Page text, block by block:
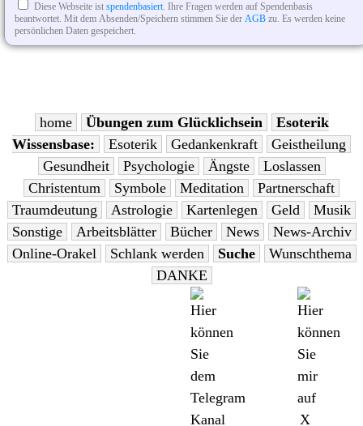
Diese Webseite ist spendenbasiert. Ihre Fragen werden auf Spendenbasis
beantwortet. Mit dem Absenden/Speichern stimmen Sie der AGBzu. Es werden keine
persönlichen Daten gespeichert.
home Übungen zum Glücklichsein
Esoterik
Wissensbase:
Esoterik Gedankenkraft
Geistheilung
Gesundheit
Psychologie Ängste
Loslassen
Christentum
Symbole Meditation
Partnerschaft
Traumdeutung
Astrologie Kartenlegen Geld
Musik
Sonstige
Arbeitsblätter Bücher News
News-Archiv
Online-Orakel
Schlank werden Suche
Wunschthema
DANKE